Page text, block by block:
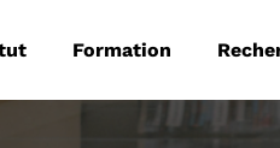
Formation